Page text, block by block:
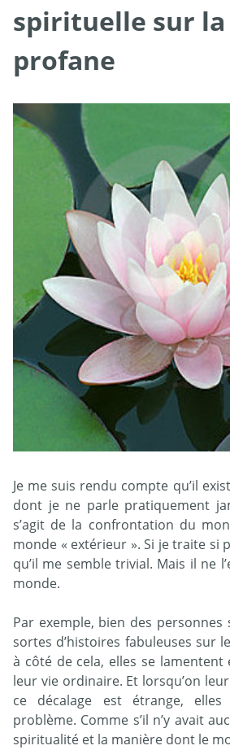
spirituelle sur la
profane
Je me suis rendu compte qu’il
dont je ne parle pratiquement
s’agit de la confrontation du
monde « extérieur ». Si je traite si
qu’il me semble trivial. Mais il ne
monde.
Par exemple, bien des
sortes d’histoires fabuleuses sur
à côté de cela, elles se
leur vie ordinaire. Et lorsqu’on
ce décalage est étrange,
problème. Comme s’il n’y avait
spiritualité et la manière dont le